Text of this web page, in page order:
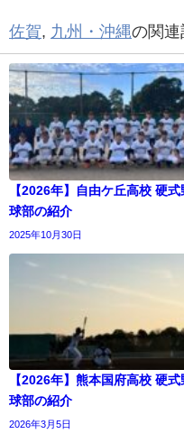
佐賀, 九州・沖縄の関連
【2026年】自由ケ丘高校 硬式
球部の紹介
2025年10月30日
【2026年】熊本国府高校 硬式
球部の紹介
2026年3月5日